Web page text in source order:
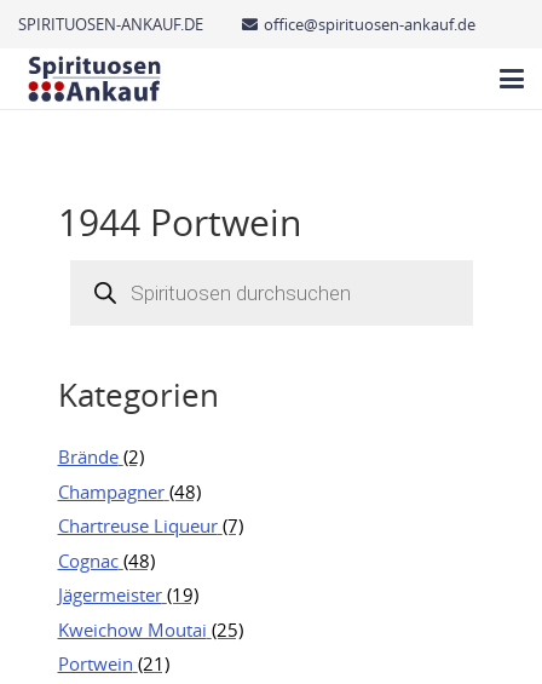
SPIRITUOSEN-ANKAUF.DE office@spirituosen-ankauf.de
1944 Portwein
search
Kategorien
Brände (2)
Champagner (48)
Chartreuse Liqueur (7)
Cognac (48)
Jägermeister (19)
Kweichow Moutai (25)
Portwein (21)